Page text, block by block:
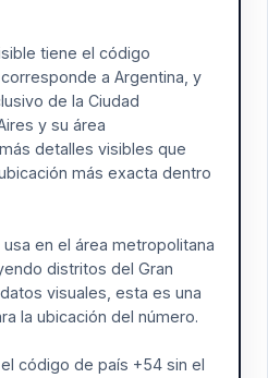
tiene el código
a Argentina, y
de la Ciudad
y su área
detalles visibles que
más exacta dentro
usa en el área metropolitana
distritos del Gran
visuales, esta es una
la ubicación del número.
código de país +54 sin el